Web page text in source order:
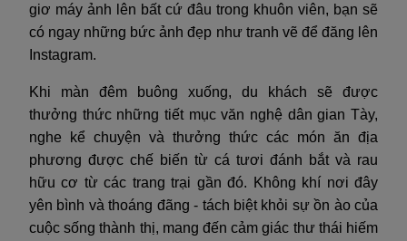
giơ máy ảnh lên bất cứ đâu trong khuôn viên, bạn sẽ
có ngay những bức ảnh đẹp như tranh vẽ để đăng lên
Instagram.
Khi màn đêm buông xuống, du khách sẽ được
thưởng thức những tiết mục văn nghệ dân gian Tày,
nghe kể chuyện và thưởng thức các món ăn địa
phương được chế biến từ cá tươi đánh bắt và rau
hữu cơ từ các trang trại gần đó. Không khí nơi đây
yên bình và thoáng đãng - tách biệt khỏi sự ồn ào của
cuộc sống thành thị, mang đến cảm giác thư thái hiếm